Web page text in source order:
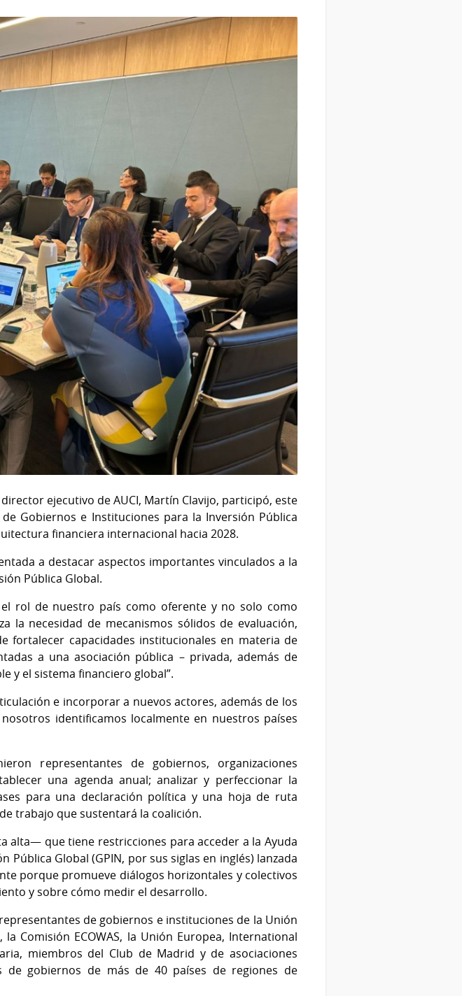
ejecutivo de AUCI, Martín Clavijo, participó, este
Gobiernos e Instituciones para la Inversión Pública
financiera internacional hacia 2028.
a destacar aspectos importantes vinculados a la
Pública Global.
rol de nuestro país como oferente y no solo como
la necesidad de mecanismos sólidos de evaluación,
fortalecer capacidades institucionales en materia de
a una asociación pública – privada, además de
y el sistema financiero global”.
e incorporar a nuevos actores, además de los
identificamos localmente en nuestros países
representantes de gobiernos, organizaciones
una agenda anual; analizar y perfeccionar la
para una declaración política y una hoja de ruta
trabajo que sustentará la coalición.
alta— que tiene restricciones para acceder a la Ayuda
Pública Global (GPIN, por sus siglas en inglés) lanzada
porque promueve diálogos horizontales y colectivos
y sobre cómo medir el desarrollo.
de gobiernos e instituciones de la Unión
Comisión ECOWAS, la Unión Europea, International
miembros del Club de Madrid y de asociaciones
de gobiernos de más de 40 países de regiones de